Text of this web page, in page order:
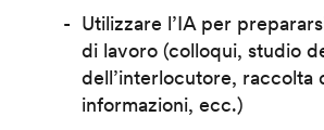
Utilizzare l’IA per
di lavoro (colloqui, studio
dell’interlocutore, raccolta
informazioni, ecc.)